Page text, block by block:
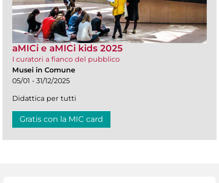
aMICi e aMICi kids 2025
I curatori a fianco del pubblico
Musei in Comune
05/01 - 31/12/2025
Didattica per tutti
Gratis con la MIC card